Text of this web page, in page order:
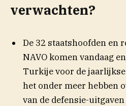
verwachten?
De 32 staatshoofden en
NAVO komen vandaag
Turkije voor de jaarlijkse
het onder meer hebben
van de defensie-